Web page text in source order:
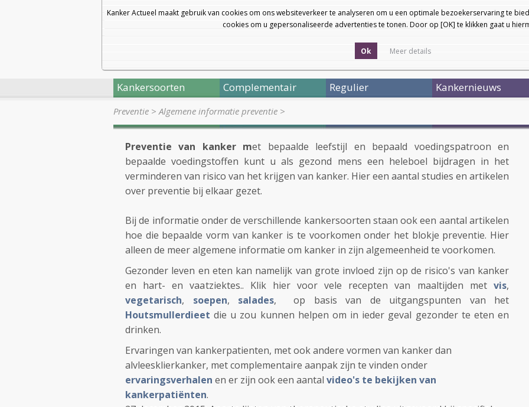
Kanker Actueel maakt gebruik van cookies om ons websiteverkeer te analyseren om u een optimale bezoekerservaring te
cookies om u gepersonaliseerde advertenties te tonen. Door op [OK] te klikken gaat u
Ok Meer details
Kankersoorten Complementair Regulier Kankernieuws
Preventie >Algemene informatie preventie >
Preventie van kanker met bepaalde leefstijl en bepaald voedingspatroon en
bepaalde voedingstoffen kunt u als gezond mens een heleboel bijdragen in het
verminderen van risico van het krijgen van kanker. Hier een aantal studies en artikelen
over preventie bij elkaar gezet.
Bij de informatie onder de verschillende kankersoorten staan ook een aantal artikelen
hoe die bepaalde vorm van kanker is te voorkomen onder het blokje preventie. Hier
alleen de meer algemene informatie om kanker in zijn algemeenheid te voorkomen.
Gezonder leven en eten kan namelijk van grote invloed zijn op de risico's van kanker
en hart- en vaatziektes.. Klik hier voor vele recepten van maaltijden met vis,
vegetarisch, soepen, salades, op basis van de uitgangspunten van het
Houtsmullerdieet die u zou kunnen helpen om in ieder geval gezonder te eten en
drinken.
Ervaringen van kankerpatienten, met ook andere vormen van kanker dan
alvleesklierkanker, met complementaire aanpak zijn te vinden onder
ervaringsverhalen en er zijn ook een aantal video's te bekijken van
kankerpatiënten.